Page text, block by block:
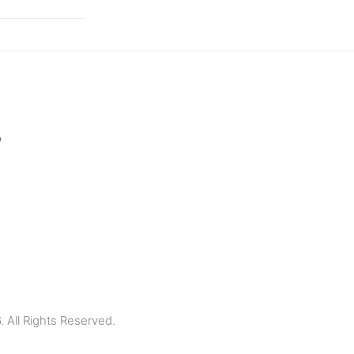
Rights Reserved.